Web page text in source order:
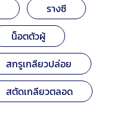
รางซี
น็อตตัวผู้
สกรูเกลียวปล่อย
สตัดเกลียวตลอด